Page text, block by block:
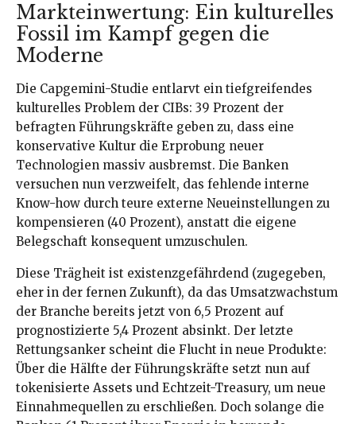
Markteinwertung: Ein kulturelles
Fossil im Kampf gegen die
Moderne
Die Capgemini-Studie entlarvt ein tiefgreifendes
kulturelles Problem der CIBs: 39 Prozent der
befragten Führungskräfte geben zu, dass eine
konservative Kultur die Erprobung neuer
Technologien massiv ausbremst. Die Banken
versuchen nun verzweifelt, das fehlende interne
Know-how durch teure externe Neueinstellungen zu
kompensieren (40 Prozent), anstatt die eigene
Belegschaft konsequent umzuschulen.
Diese Trägheit ist existenzgefährdend (zugegeben,
eher in der fernen Zukunft), da das Umsatzwachstum
der Branche bereits jetzt von 6,5 Prozent auf
prognostizierte 5,4 Prozent absinkt. Der letzte
Rettungsanker scheint die Flucht in neue Produkte:
Über die Hälfte der Führungskräfte setzt nun auf
tokenisierte Assets und Echtzeit-Treasury, um neue
Einnahmequellen zu erschließen. Doch solange die